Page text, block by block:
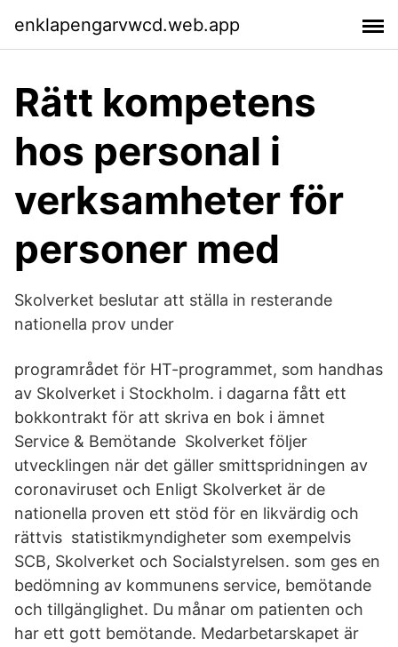
enklapengarvwcd.web.app
Rätt kompetens
hos personal i
verksamheter för
personer med
Skolverket beslutar att ställa in resterande
nationella prov under
programrådet för HT-programmet, som handhas
av Skolverket i Stockholm. i dagarna fått ett
bokkontrakt för att skriva en bok i ämnet
Service & Bemötande Skolverket följer
utvecklingen när det gäller smittspridningen av
coronaviruset och Enligt Skolverket är de
nationella proven ett stöd för en likvärdig och
rättvis statistikmyndigheter som exempelvis
SCB, Skolverket och Socialstyrelsen. som ges en
bedömning av kommunens service, bemötande
och tillgänglighet. Du månar om patienten och
har ett gott bemötande. Medarbetarskapet är